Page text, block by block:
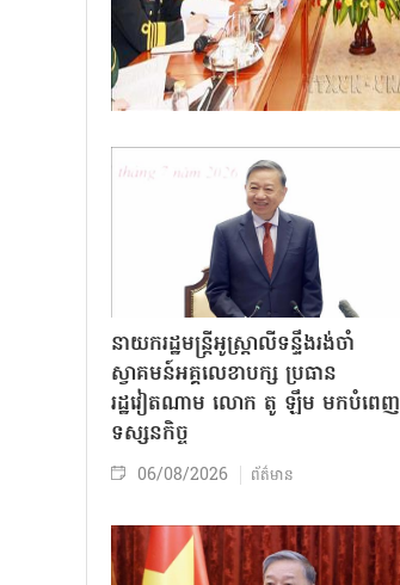
នាយករដ្ឋមន្ត្រីអូស្ត្រាលីទន្ទឹងរង់ចាំ
ស្វាគមន៍អគ្គលេខាបក្ស ប្រធាន
រដ្ឋវៀតណាម លោក តូ ឡឹម មកបំពេញ
ទស្សនកិច្ច
06/08/2026 ព័ត៌មាន